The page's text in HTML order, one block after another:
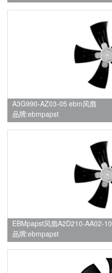
A3G990-AZ03-05 ebm风扇
品牌:ebmpapst
EBMpapst风扇A2D210-AA02-10
品牌:ebmpapst